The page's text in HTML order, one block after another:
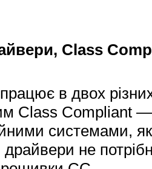
Class
в двох
Class Compliant —
системами,
драйвери не